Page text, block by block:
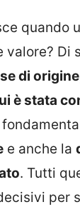
quando
valore? Di
di origine
è stata
e anche la
. Tutti
per